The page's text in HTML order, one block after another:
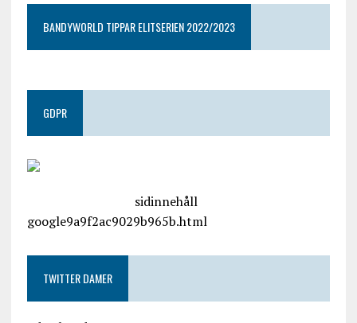
BANDYWORLD TIPPAR ELITSERIEN 2022/2023
GDPR
sidinnehåll
google9a9f2ac9029b965b.html
TWITTER DAMER